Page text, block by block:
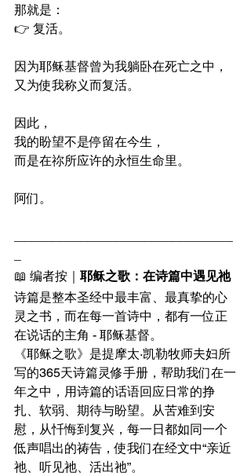
那就是：
👉 复活。
因为耶稣基督曾为我躺卧在死亡之中，
又为使我称义而复活。
因此，
我的盼望不是停留在今生，
而是在祢所应许的永恒生命里。
阿们。
📖 编者按｜ 耶稣之歌：在诗篇中遇见祂
诗篇是整本圣经中最丰富、最真挚的心
灵之书，而在每一首诗中，都有一位正
在说话的主角 - 耶稣基督。
《耶稣之歌》是提摩太·凯勒牧师夫妇所
写的365天诗篇灵修手册，帮助我们在一
年之中，用诗篇的话语回应日常的挣
扎、软弱、期待与盼望。从苦难到安
慰，从忏悔到复兴，每一日都如同一个
低声唱出的祷告，使我们在经文中“亲近
祂、听见祂、活出祂”。